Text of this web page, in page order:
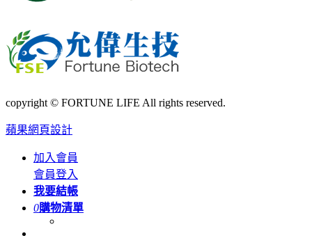
copyright © FORTUNE LIFE All rights reserved.
蘋果網頁設計
加入會員
會員登入
我要結帳
0購物清單